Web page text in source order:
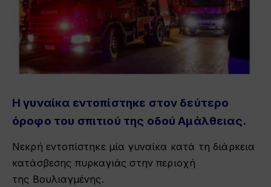
Η γυναίκα εντοπίστηκε στον δεύτερο
όροφο του σπιτιού της οδού Αμάλθειας.
Νεκρή εντοπίστηκε μία γυναίκα κατά τη διάρκεια
κατάσβεσης πυρκαγιάς στην περιοχή
της Βουλιαγμένης.